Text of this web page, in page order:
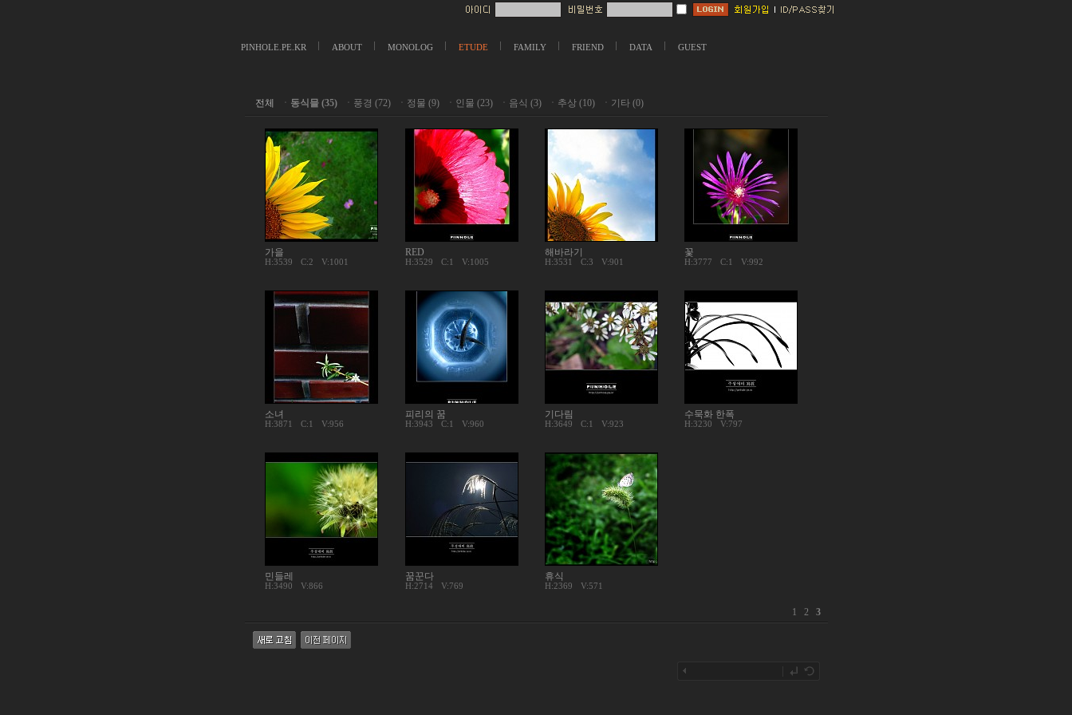
PINHOLE.PE.KR ABOUT MONOLOG ETUDE FAMILY FRIEND DATA GUEST
전체 ㆍ 동식믈 (35) ㆍ 풍경 (72) ㆍ 정물 (9) ㆍ 인물 (23) ㆍ 음식 (3) ㆍ 추상 (10) ㆍ 기타 (0)
가을
H:3539 C:2 V:1001
RED
H:3529 C:1 V:1005
해바라기
H:3531 C:3 V:901
꽃
H:3777 C:1 V:992
소녀
H:3871 C:1 V:956
피리의 꿈
H:3943 C:1 V:960
기다림
H:3649 C:1 V:923
수묵화 한폭
H:3230 V:797
민들레
H:3490 V:866
꿈꾼다
H:2714 V:769
휴식
H:2369 V:571
1 2 3